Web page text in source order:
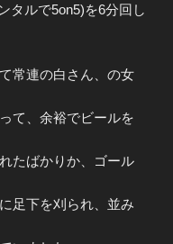
タルで5on5)を6分回し
常連の白さん、の女
て、余裕でビールを
たばかりか、ゴール
足下を刈られ、並み